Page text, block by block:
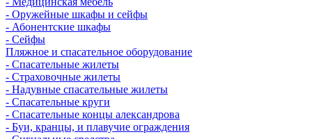
- Оружейные шкафы и сейфы
- Абонентские шкафы
- Сейфы
Пляжное и спасательное оборудование
- Спасательные жилеты
- Страховочные жилеты
- Надувные спасательные жилеты
- Спасательные круги
- Спасательные концы александрова
- Буи, кранцы, и плавучие ограждения